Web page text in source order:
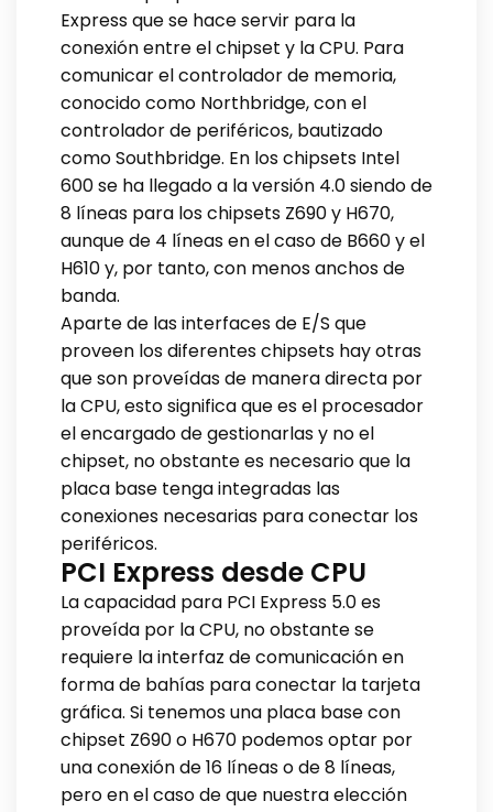
Express que se hace servir para la
conexión entre el chipset y la CPU. Para
comunicar el controlador de memoria,
conocido como Northbridge, con el
controlador de periféricos, bautizado
como Southbridge. En los chipsets Intel
600 se ha llegado a la versión 4.0 siendo de
8 líneas para los chipsets Z690 y H670,
aunque de 4 líneas en el caso de B660 y el
H610 y, por tanto, con menos anchos de
banda.
Aparte de las interfaces de E/S que
proveen los diferentes chipsets hay otras
que son proveídas de manera directa por
la CPU, esto significa que es el procesador
el encargado de gestionarlas y no el
chipset, no obstante es necesario que la
placa base tenga integradas las
conexiones necesarias para conectar los
periféricos.
PCI Express desde CPU
La capacidad para PCI Express 5.0 es
proveída por la CPU, no obstante se
requiere la interfaz de comunicación en
forma de bahías para conectar la tarjeta
gráfica. Si tenemos una placa base con
chipset Z690 o H670 podemos optar por
una conexión de 16 líneas o de 8 líneas,
pero en el caso de que nuestra elección